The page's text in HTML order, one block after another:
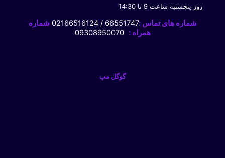
روز پنجشنبه ساعت 9 تا 14:30
شماره های تماس :66551747 / 02166516124
شماره
همراه : 09308950070
گوگل مپ